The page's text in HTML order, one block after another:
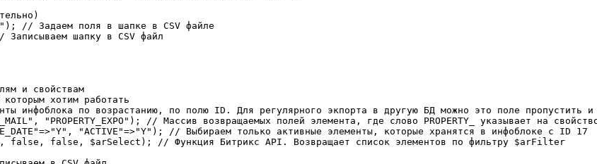
// Задаем поля в шапке в CSV файле
шапку в CSV файл
и свойствам
хотим работать
инфоблока по возрастанию, по полю ID. Для регулярного экпорта в другую БД можно это поле
"PROPERTY_EXPO"); // Массив возвращаемых полей элемента, где слово PROPERTY_ указывает на
"ACTIVE"=>"Y"); // Выбираем только активные элементы, которые хранятся в инфоблоке с ID 17
false, $arSelect); // Функция Битрикс API. Возвращает список элементов по фильтру $arFilter